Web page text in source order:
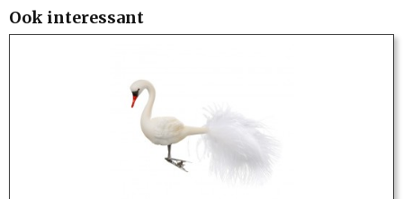
Ook interessant